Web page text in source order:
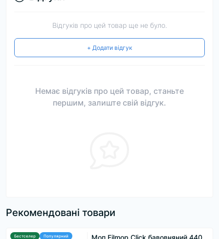
Відгуків про цей товар ще не було.
+ Додати відгук
Немає відгуків про цей товар, станьте
першим, залиште свій відгук.
Рекомендовані товари
Бестселер Популярний Моп Filmop Click бавовняний 440